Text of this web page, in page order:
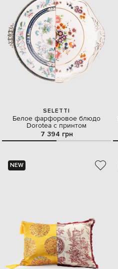
SELETTI
Белое фарфоровое блюдо
Dorotea с принтом
7 394 грн
NEW